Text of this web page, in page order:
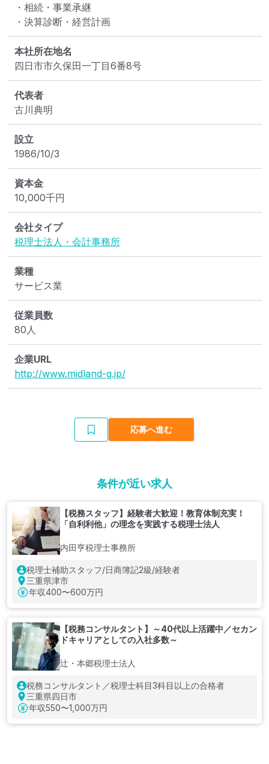
・相続・事業承継
・決算診断・経営計画
本社所在地名
四日市市久保田一丁目6番8号
代表者
古川典明
設立
1986/10/3
資本金
10,000千円
会社タイプ
税理士法人・会計事務所
業種
サービス業
従業員数
80人
企業URL
http://www.midland-g.jp/
応募へ進む
条件が近い求人
【税務スタッフ】経験者大歓迎！教育体制充実！
「自利利他」の理念を実践する税理士法人
内田亨税理士事務所
税理士補助スタッフ/日商簿記2級/経験者
三重県津市
年収400〜600万円
【税務コンサルタント】～40代以上活躍中／セカン
ドキャリアとしての入社多数～
辻・本郷税理士法人
税務コンサルタント／税理士科目3科目以上の合格者
三重県四日市
年収550〜1,000万円